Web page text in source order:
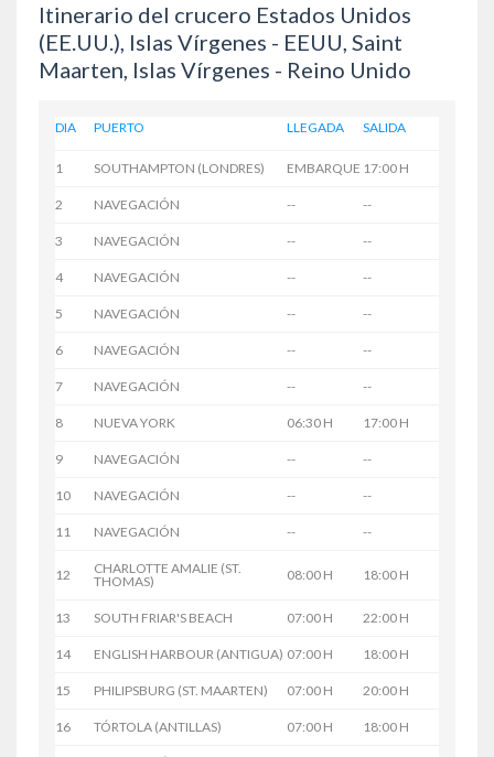
Itinerario del crucero Estados Unidos
(EE.UU.), Islas Vírgenes - EEUU, Saint
Maarten, Islas Vírgenes - Reino Unido
DIA PUERTO LLEGADA SALIDA
1 SOUTHAMPTON (LONDRES) EMBARQUE 17:00 H
2 NAVEGACIÓN -- --
3 NAVEGACIÓN -- --
4 NAVEGACIÓN -- --
5 NAVEGACIÓN -- --
6 NAVEGACIÓN -- --
7 NAVEGACIÓN -- --
8 NUEVA YORK 06:30 H 17:00 H
9 NAVEGACIÓN -- --
10 NAVEGACIÓN -- --
11 NAVEGACIÓN -- --
12
CHARLOTTE AMALIE (ST.
THOMAS)
08:00 H 18:00 H
13 SOUTH FRIAR'S BEACH 07:00 H 22:00 H
14 ENGLISH HARBOUR (ANTIGUA) 07:00 H 18:00 H
15 PHILIPSBURG (ST. MAARTEN) 07:00 H 20:00 H
16 TÓRTOLA (ANTILLAS) 07:00 H 18:00 H